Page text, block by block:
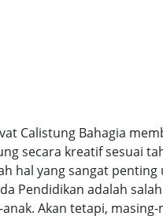
Calistung Bahagia
secara kreatif sesuai
hal yang sangat penting
Pendidikan adalah
Akan tetapi, masing-